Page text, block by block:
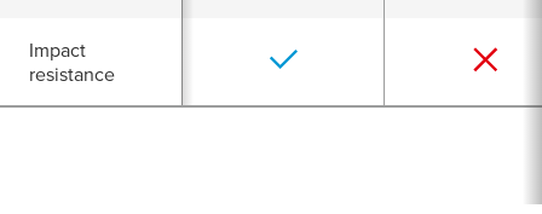
Impact
resistance